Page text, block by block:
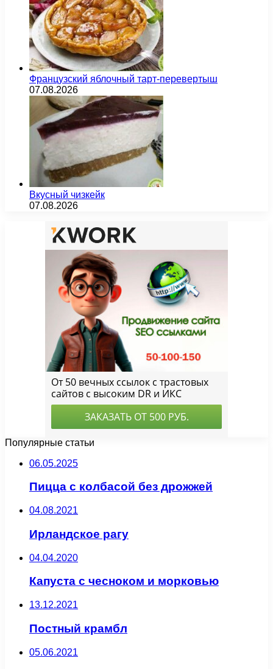
Французский яблочный тарт-перевертыш
07.08.2026
Вкусный чизкейк
07.08.2026
Популярные статьи
06.05.2025
Пицца с колбасой без дрожжей
04.08.2021
Ирландское рагу
04.04.2020
Капуста с чесноком и морковью
13.12.2021
Постный крамбл
05.06.2021